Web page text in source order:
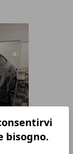
bisogno.